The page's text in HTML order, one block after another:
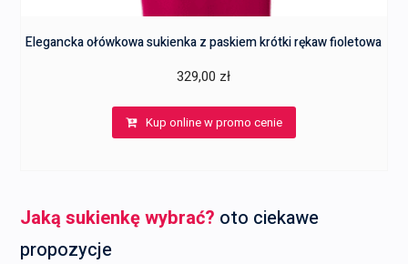
Elegancka ołówkowa sukienka z paskiem krótki rękaw fioletowa
329,00 zł
Kup online w promo cenie
Jaką sukienkę wybrać? oto ciekawe
propozycje